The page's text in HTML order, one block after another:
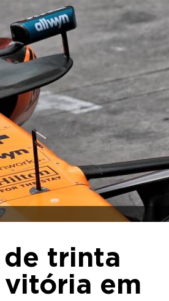
de trinta
vitória em